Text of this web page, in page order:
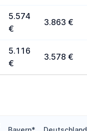
5.574
€
3.863 €
5.116
€
3.578 €